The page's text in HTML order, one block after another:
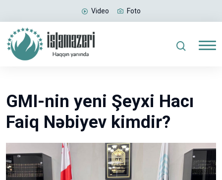
Video Foto
GMI-nin yeni Şeyxi Hacı
Faiq Nəbiyev kimdir?